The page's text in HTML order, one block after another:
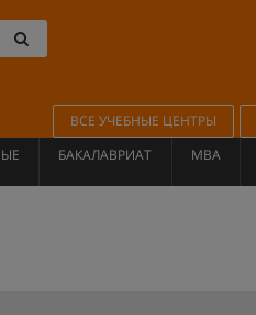
ВСЕ УЧЕБНЫЕ ЦЕНТРЫ
БАКАЛАВРИАТ MBA